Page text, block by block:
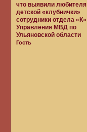
что выявили любителя
детской «клубнички»
сотрудники отдела «К»
Управления МВД по
Ульяновской области
Гость